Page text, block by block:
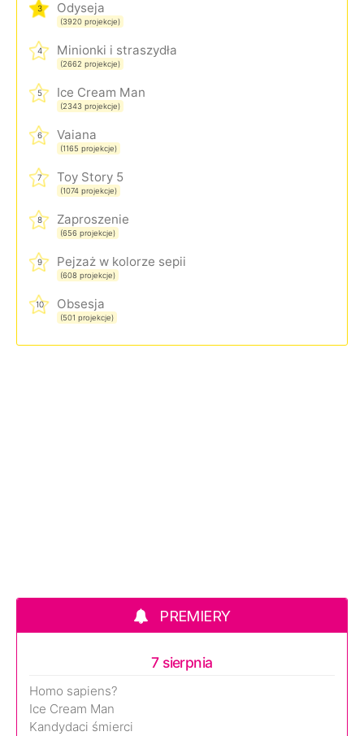
3 Odyseja
(3920 projekcje)
4 Minionki i straszydła
(2662 projekcje)
5 Ice Cream Man
(2343 projekcje)
6 Vaiana
(1165 projekcje)
7 Toy Story 5
(1074 projekcje)
8 Zaproszenie
(656 projekcje)
9 Pejzaż w kolorze sepii
(608 projekcje)
10 Obsesja
(501 projekcje)
PREMIERY
7 sierpnia
Homo sapiens?
Ice Cream Man
Kandydaci śmierci